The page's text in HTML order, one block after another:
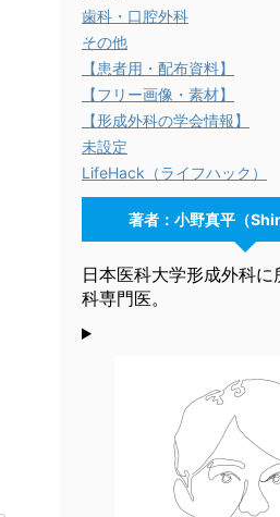
歯科・口腔外科
その他
【患者用・配布資料】
【フリー画像・素材】
【形成外科の学会情報】
未設定
LifeHack（ライフハック）
著者：小野真平（
日本医科大学形成外科
科専門医。